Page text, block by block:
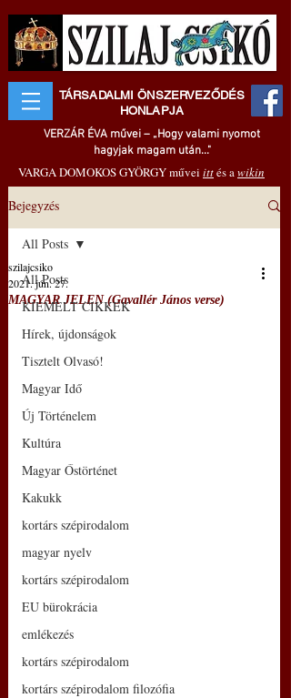
TÁRSADALMI ÖNSZERVEZŐDÉS
HONLAPJA
VERZÁR ÉVA művei – „Hogy valami nyomot
hagyjak magam után..."
VARGA DOMOKOS GYÖRGY művei ittés awikin
Bejegyzés
All Posts
KIEMELT CIKKEK
Hírek, újdonságok
Tisztelt Olvasó!
Magyar Idő
Új Történelem
Kultúra
Magyar Őstörténet
Kakukk
kortárs szépirodalom
magyar nyelv
kortárs szépirodalom
EU bürokrácia
emlékezés
kortárs szépirodalom
kortárs szépirodalom filozófia
All Posts
MAGYAR JELEN (Gavallér János verse)
szilajcsiko
2021. jún. 27.